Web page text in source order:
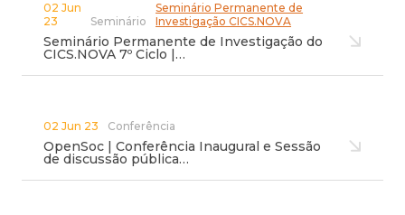
02 Jun
23
Seminário Permanente de
Investigação CICS.NOVA
Seminário
Seminário Permanente de Investigação do
CICS.NOVA 7º Ciclo |…
02 Jun 23 Conferência
OpenSoc | Conferência Inaugural e Sessão
de discussão pública…